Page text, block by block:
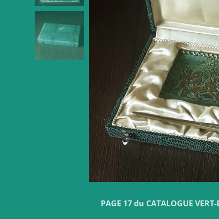
PAGE 17 du CATALOGUE VERT-